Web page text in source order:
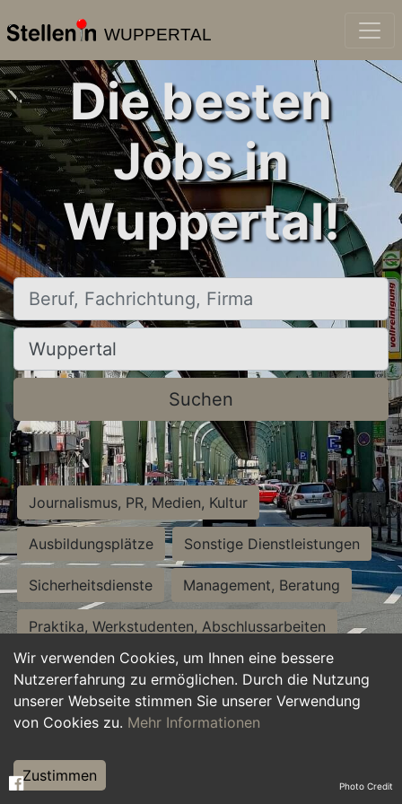
WUPPERTAL
Wir verwenden Cookies, um Ihnen eine bessere
Nutzererfahrung zu ermöglichen. Durch die Nutzung
unserer Webseite stimmen Sie unserer Verwendung
von Cookies zu. Mehr Informationen
Zustimmen
Die besten
Jobs in
Wuppertal!
Beruf, Fachrichtung, Firma
Ort, Stadt
Suchen
Journalismus, PR, Medien, Kultur
Ausbildungsplätze Sonstige Dienstleistungen
Sicherheitsdienste Management, Beratung
Praktika, Werkstudenten, Abschlussarbeiten
Personalwesen Assistenz, Sekretariat
Hilfskräfte, Aushilfs- und Nebenjobs
Weiterbildung, Studium, duale Ausbildung Photo Credit